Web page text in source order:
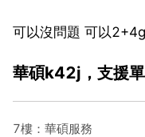
可以沒問題 可以
華碩k42j，支援
7樓：華碩服務